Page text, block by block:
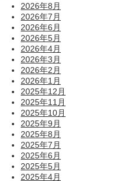
2026年8月
2026年7月
2026年6月
2026年5月
2026年4月
2026年3月
2026年2月
2026年1月
2025年12月
2025年11月
2025年10月
2025年9月
2025年8月
2025年7月
2025年6月
2025年5月
2025年4月